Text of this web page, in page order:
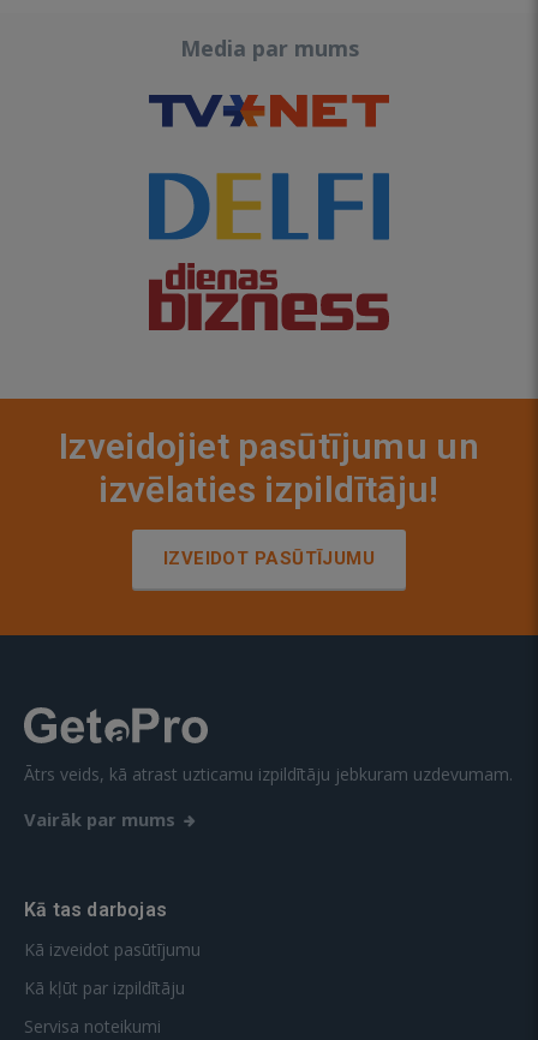
Media par mums
Izveidojiet pasūtījumu un
izvēlaties izpildītāju!
IZVEIDOT PASŪTĪJUMU
Ātrs veids, kā atrast uzticamu izpildītāju jebkuram uzdevumam.
Vairāk par mums
Kā tas darbojas
Kā izveidot pasūtījumu
Kā kļūt par izpildītāju
Servisa noteikumi